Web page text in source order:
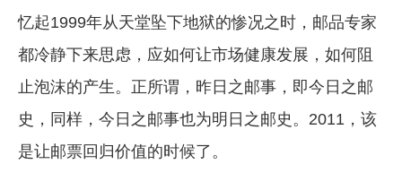
行情报价
数字报
忆起1999年从天堂坠下地狱的惨况之时，邮品专家
都冷静下来思虑，应如何让市场健康发展，如何阻
止泡沫的产生。正所谓，昨日之邮事，即今日之邮
史，同样，今日之邮事也为明日之邮史。2011，该
是让邮票回归价值的时候了。